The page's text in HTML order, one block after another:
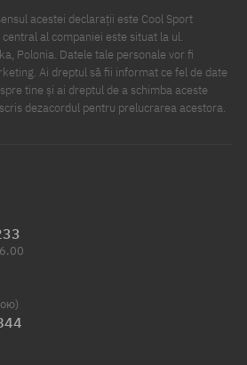
acestei declarații este Cool Sport
al companiei este situat la ul.
Polonia. Datele tale personale vor fi
Ai dreptul să fii informat ce fel de date
tine și ai dreptul de a schimba aceste
dezacordul pentru prelucrarea acestora.